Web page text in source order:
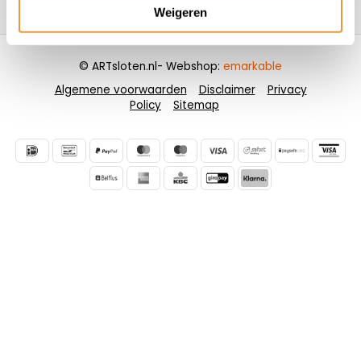
Weigeren
Contactgegevens
Algemene voorwaarden Disclaimer
Privacy
Policy
Sitemap
© ARTsloten.nl- Webshop: emarkable